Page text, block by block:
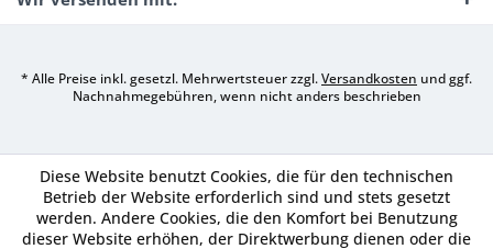
* Alle Preise inkl. gesetzl. Mehrwertsteuer zzgl.Versandkosten und ggf.
Nachnahmegebühren, wenn nicht anders beschrieben
Diese Website benutzt Cookies, die für den technischen
Betrieb der Website erforderlich sind und stets gesetzt
werden. Andere Cookies, die den Komfort bei Benutzung
dieser Website erhöhen, der Direktwerbung dienen oder die